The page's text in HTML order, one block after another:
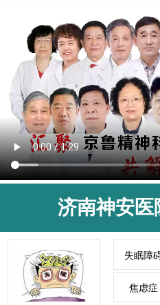
济南神安医
失眠障
焦虑症